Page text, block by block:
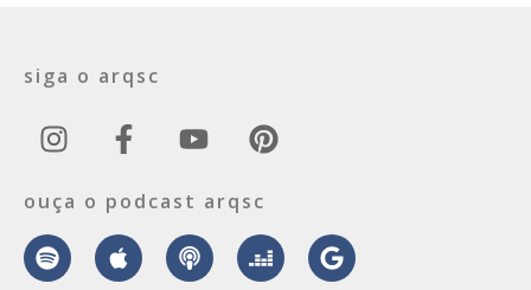
siga o arqsc
ouça o podcast arqsc